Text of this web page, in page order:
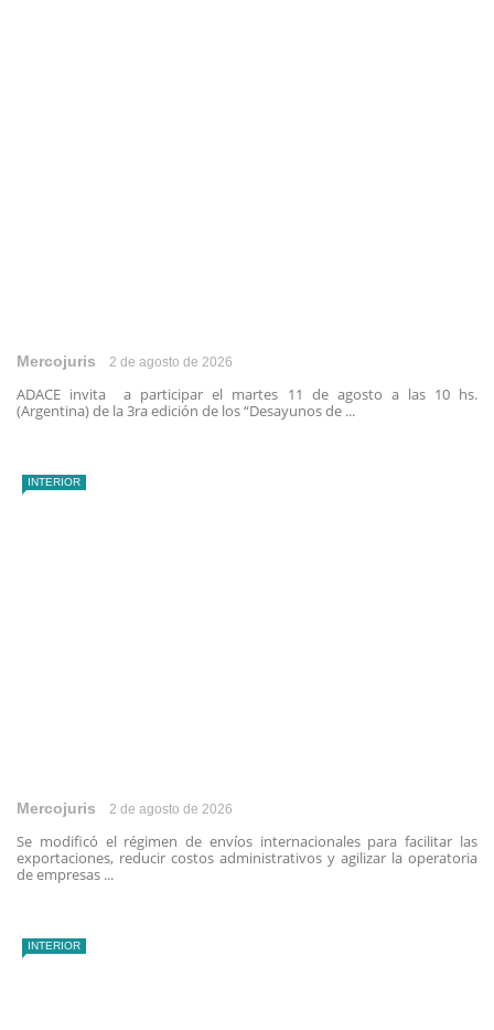
Mercojuris 2 de agosto de 2026
ADACE invita a participar el martes 11 de agosto a las 10 hs.
(Argentina) de la 3ra edición de los “Desayunos de ...
INTERIOR
Mercojuris 2 de agosto de 2026
Se modificó el régimen de envíos internacionales para facilitar las
exportaciones, reducir costos administrativos y agilizar la operatoria
de empresas ...
INTERIOR